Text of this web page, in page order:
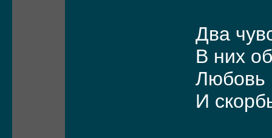
Два
В них
Любовь
И